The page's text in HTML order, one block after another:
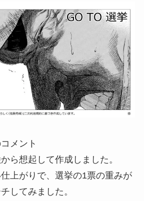
メント
ら想起して作成しました。
上がりで、選挙の1票の重みが
してみました。